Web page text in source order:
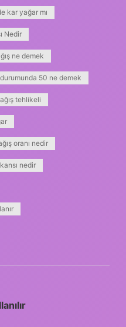
kar yağar mı
Nedir
ne demek
50 ne demek
tehlikeli
oranı nedir
nedir